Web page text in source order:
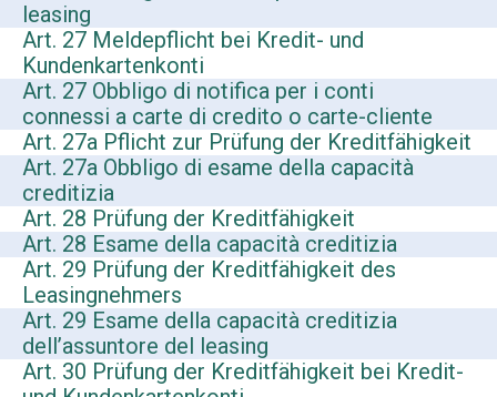
leasing
Art. 27 Meldepflicht bei Kredit- und
Kundenkartenkonti
Art. 27 Obbligo di notifica per i conti
connessi a carte di credito o carte-cliente
Art. 27a Pflicht zur Prüfung der Kreditfähigkeit
Art. 27a Obbligo di esame della capacità
creditizia
Art. 28 Prüfung der Kreditfähigkeit
Art. 28 Esame della capacità creditizia
Art. 29 Prüfung der Kreditfähigkeit des
Leasingnehmers
Art. 29 Esame della capacità creditizia
dell’assuntore del leasing
Art. 30 Prüfung der Kreditfähigkeit bei Kredit-